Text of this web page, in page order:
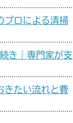
プロによる清掃
き｜専門家が支
きたい流れと費